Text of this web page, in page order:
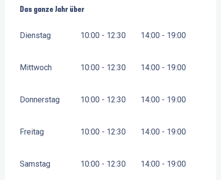
Das ganze Jahr über
Das ganze Jahr über
Dienstag 10:00 - 12:30 14:00 - 19:00
Mittwoch 10:00 - 12:30 14:00 - 19:00
Donnerstag 10:00 - 12:30 14:00 - 19:00
Freitag 10:00 - 12:30 14:00 - 19:00
Samstag 10:00 - 12:30 14:00 - 19:00